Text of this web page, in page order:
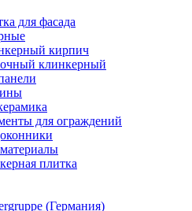
для фасада
кирпич
клинкерный
для ограждений
плитка
(Германия)